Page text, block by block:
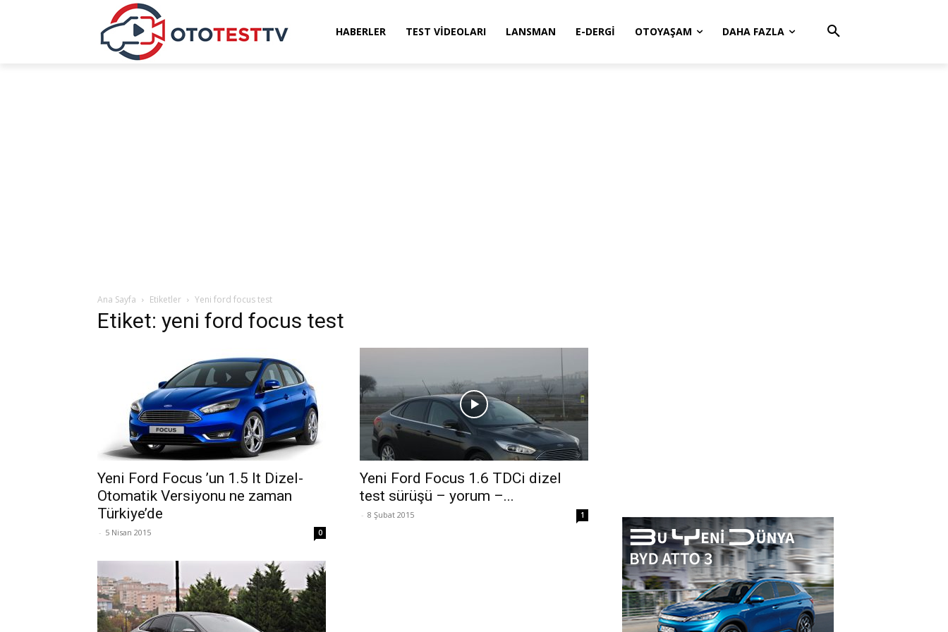
HABERLER TEST VIDEOLARI LANSMAN E-DERGI OTOYAŞAM DAHA FAZLA
Ana Sayfa Etiketler Yeni ford focus test
Etiket: yeni ford focus test
Yeni Ford Focus ’un 1.5 lt Dizel-
Otomatik Versiyonu ne zaman
Türkiye’de
- 5 Nisan 2015 0
Yeni Ford Focus 1.6 TDCi dizel
test sürüşü – yorum –...
- 8 Şubat 2015 1